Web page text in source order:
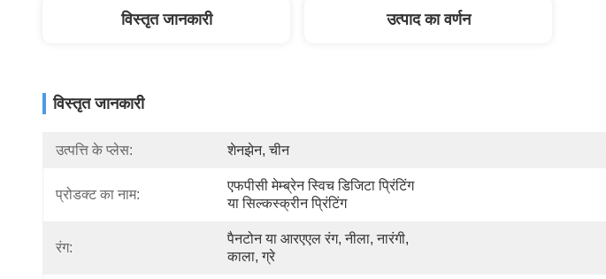
विस्तृत जानकारी उत्पाद का वर्णन
विस्तृत जानकारी
उत्पत्ति के प्लेस: शेनझेन, चीन
प्रोडक्ट का नाम:
एफपीसी मेम्ब्रेन स्विच डिजिटा प्रिंटिंग
या सिल्कस्क्रीन प्रिंटिंग
रंग:
पैनटोन या आरएएल रंग, नीला, नारंगी,
काला, ग्रे